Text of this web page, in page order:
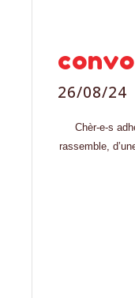
26/08/24
Chèr-e-s
rassemble,